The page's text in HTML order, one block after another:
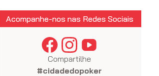
Acompanhe-nos nas Redes Sociais
Compartilhe
#cidadedopoker